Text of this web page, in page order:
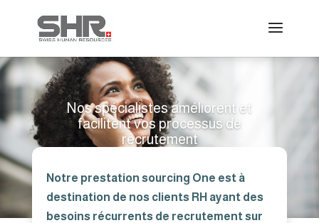
Nos spécialistes améliorent et
facilitent vos processus de
recrutement
Notre prestation sourcing One est à
destination de nos clients RH ayant des
besoins récurrents de recrutement sur